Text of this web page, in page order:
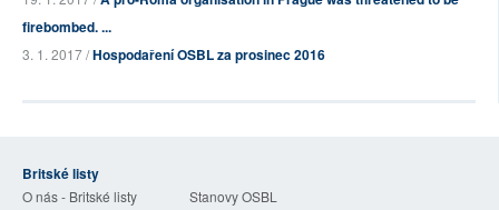
firebombed. ...
3. 1. 2017 /Hospodaření OSBL za prosinec 2016
Britské listy
O nás - Britské listy
Stanovy OSBL